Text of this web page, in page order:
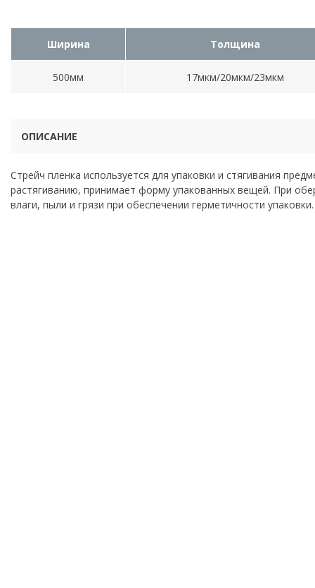
Ширина Толщина
500мм 17мкм/20мкм/23мкм
ОПИСАНИЕ
Стрейч пленка используется для упаковки и стягивания
растягиванию, принимает форму упакованных вещей. При
влаги, пыли и грязи при обеспечении герметичности упаковки.